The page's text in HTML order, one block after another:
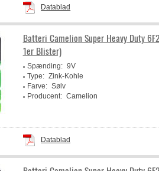
Datablad
Batteri Camelion Super Heavy Duty
1er Blister)
Spænding: 9V
Type: Zink-Kohle
Farve: Sølv
Producent: Camelion
Datablad